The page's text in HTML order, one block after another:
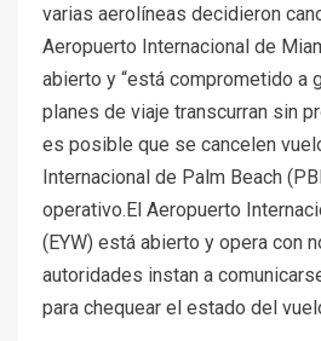
varias aerolíneas decidieron
Aeropuerto Internacional de
abierto y “está comprometido a
planes de viaje transcurran sin
es posible que se cancelen
Internacional de Palm Beach
operativo.El Aeropuerto
(EYW) está abierto y opera con
autoridades instan a
para chequear el estado del